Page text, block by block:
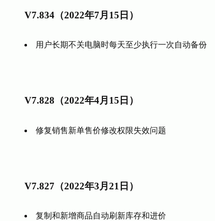
V7.834（2022年7月15日）
用户长期不关电脑时每天至少执行一次自动备份
V7.828（2022年4月15日）
修复销售新单售价修改权限失效问题
V7.827（2022年3月21日）
复制和新增商品自动刷新库存和进价